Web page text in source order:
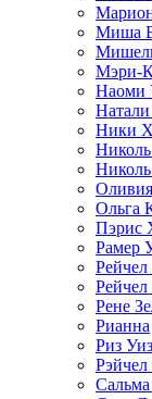
Миша
Мэри-
Наоми
Ники
Ольга
Пэрис
Рамер
Рейчел
Рене
Рианна
Риз